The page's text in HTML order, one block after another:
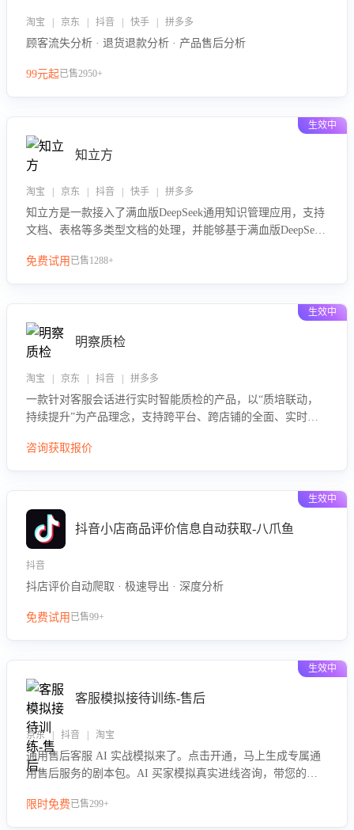
淘宝 | 京东 | 抖音 | 快手 | 拼多多
顾客流失分析 · 退货退款分析 · 产品售后分析
99元起已售2950+
生效中
知立方
淘宝 | 京东 | 抖音 | 快手 | 拼多多
知立方是一款接入了满血版DeepSeek通用知识管理应用，支持
文档、表格等多类型文档的处理，并能够基于满血版DeepSeek
助用户高效管理和利用知识资源。通过该产品，用户可以轻松
免费试用 已售1288+
生效中
明察质检
淘宝 | 京东 | 抖音 | 拼多多
一款针对客服会话进行实时智能质检的产品，以“质培联动，
持续提升”为产品理念，支持跨平台、跨店铺的全面、实时、
队的销服能力。
咨询获取报价
生效中
抖音小店商品评价信息自动获取-八爪鱼
抖音
抖店评价自动爬取 · 极速导出 · 深度分析
免费试用 已售99+
生效中
客服模拟接待训练-售后
京东 | 抖音 | 淘宝
通用售后客服 AI 实战模拟来了。点击开通，马上生成专属通
用售后服务的剧本包。AI 买家模拟真实进线咨询，带您的客
要点，轻松提升服务能力。
限时免费已售299+